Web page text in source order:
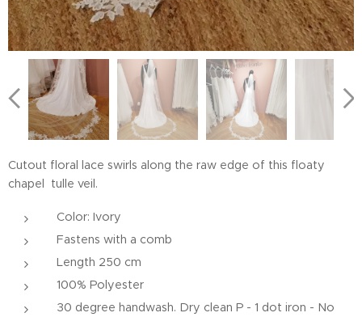
Cutout floral lace swirls along the raw edge of this floaty
chapel tulle veil.
Color: Ivory
Fastens with a comb
Length 250 cm
100% Polyester
30 degree handwash. Dry clean P - 1 dot iron - No